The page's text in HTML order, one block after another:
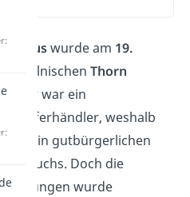
wurde am 19.
im polnischen Thorn
Vater war ein
Kupferhändler, weshalb
in gutbürgerlichen
aufwuchs. Doch die
des Jungen wurde